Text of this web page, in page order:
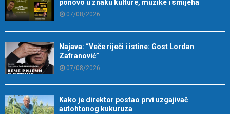
ponovo u znaku kulture, muzike i smijeha
07/08/2026
Najava: “Veče riječi i istine: Gost Lordan
Zafranović”
07/08/2026
Kako je direktor postao prvi uzgajivač
autohtonog kukuruza